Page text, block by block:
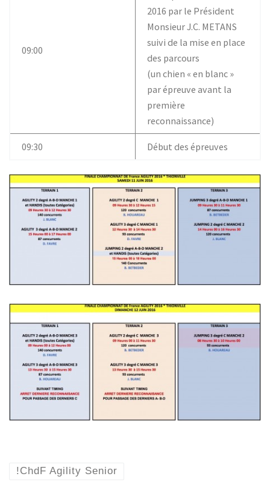
09:00
2016 par le Président
Monsieur J.C. METANS
suivi de la mise en place
des parcours
(un chien « en blanc »
par épreuve avant la
première
reconnaissance)
09:30 Début des épreuves
!ChdF Agility Senior